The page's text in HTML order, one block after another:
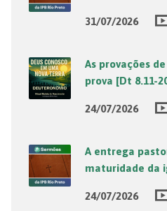
31/07/2026
As provações
prova [Dt 8.11-
24/07/2026
A entrega
maturidade da
24/07/2026